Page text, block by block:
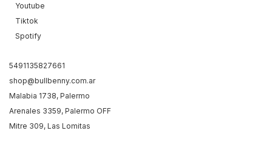
Youtube
Tiktok
Spotify
5491135827661
shop@bullbenny.com.ar
Malabia 1738, Palermo
Arenales 3359, Palermo OFF
Mitre 309, Las Lomitas